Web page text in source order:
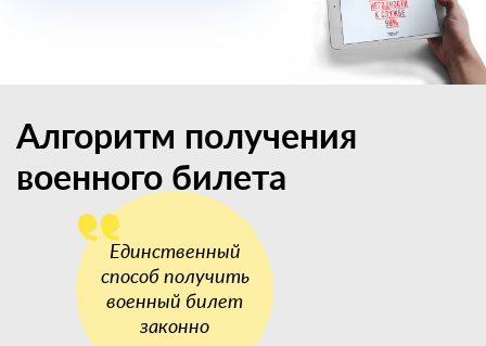
Алгоритм получения
военного билета